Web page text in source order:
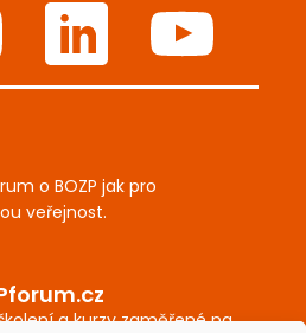
o BOZP jak pro
veřejnost.
a kurzy zaměřené na